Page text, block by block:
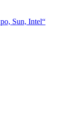
Sun, Intel“